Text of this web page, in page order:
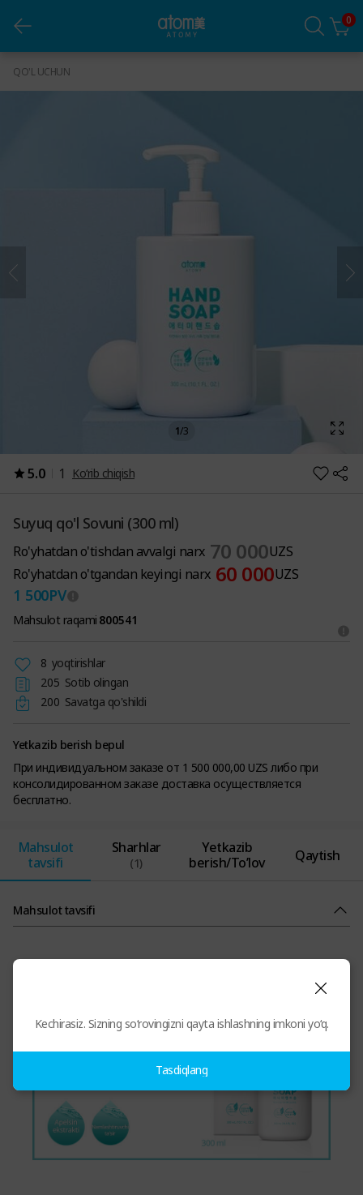
0
QO'L UCHUN
Suyuq qo'l Sovuni (300 ml)
1/3
5.0 1 Ko‘rib chiqish
Suyuq qo'l Sovuni (300 ml)
Ro'yhatdan o'tishdan avvalgi narx 70 000UZS
Ro'yhatdan o'tgandan keyingi narx 60 000UZS
1 500PV
Mahsulot raqami 800541
8 yoqtirishlar
205 Sotib olingan
200 Savatga qo'shildi
Yetkazib berish bepul
При индивидуальном заказе от 1 500 000,00 UZS либо при
консолидированном заказе доставка осуществляется
бесплатно.
Mahsulot
tavsifi
Sharhlar
(1)
Yetkazib
berish/To’lov
Qaytish
Mahsulot tavsifi
Kechirasiz. Sizning so‘rovingizni qayta ishlashning imkoni yo‘q.
Tasdiqlang